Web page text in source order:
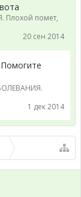
Плохой помет,
20 сен 2014
1 дек 2014
помет, рвота и